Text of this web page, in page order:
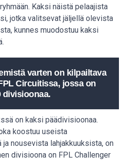
Kaksi näistä pelaajista
jotka valitsevat jäljellä olevista
kunnes muodostuu kaksi
varten on kilpailtava
Circuitissa, jossa on
divisioonaa.
on kaksi päädivisioonaa.
koostuu useista
nousevista lahjakkuuksista, on
divisioona on FPL Challenger